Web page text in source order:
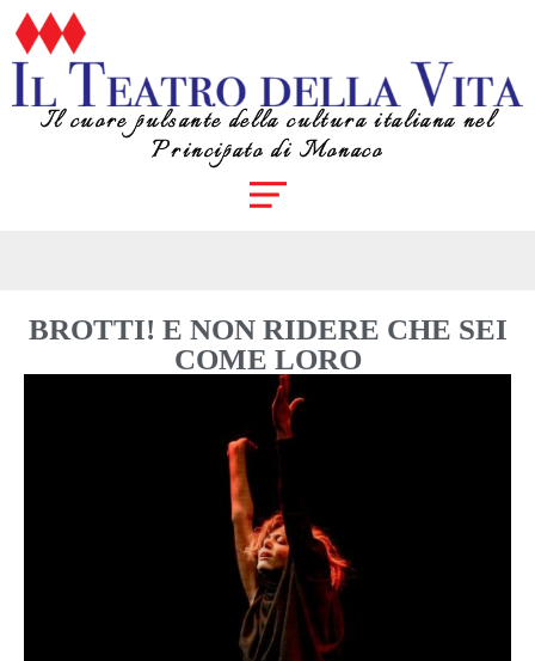
Il cuore pulsante della cultura italiana nel
Principato di Monaco
BROTTI! E NON RIDERE CHE SEI
COME LORO